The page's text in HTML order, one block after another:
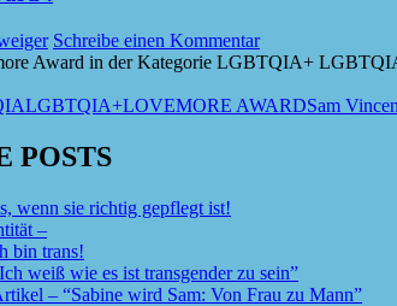
Schreibe einen Kommentar
Award in der Kategorie LGBTQIA+
LGBTQIA+LOVEMORE AWARDSam
POSTS
wenn sie richtig gepflegt ist!
–
bin trans!
weiß wie es ist transgender zu sein”
– “Sabine wird Sam: Von Frau zu Mann”